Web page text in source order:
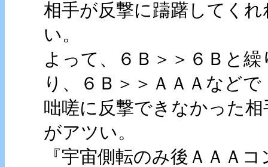
相手が反撃に躊躇してく
い。
よって、６Ｂ＞＞６Ｂと
り、６Ｂ＞＞ＡＡＡなどで
咄嗟に反撃できなかった
がアツい。
『宇宙側転のみ後ＡＡＡ